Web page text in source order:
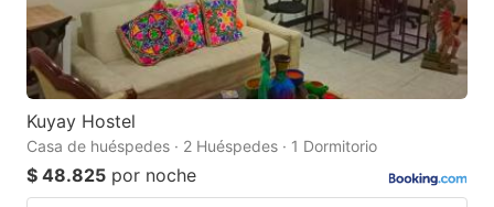
Kuyay Hostel
Casa de huéspedes · 2 Huéspedes · 1 Dormitorio
$ 48.825 por noche